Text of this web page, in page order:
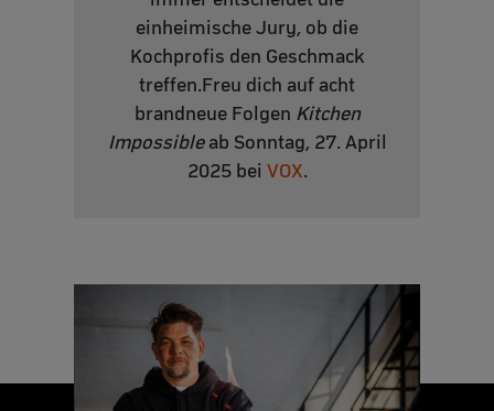
einheimische Jury, ob die
Kochprofis den Geschmack
treffen.Freu dich auf acht
brandneue Folgen Kitchen
Impossibleab Sonntag, 27. April
2025 bei VOX.